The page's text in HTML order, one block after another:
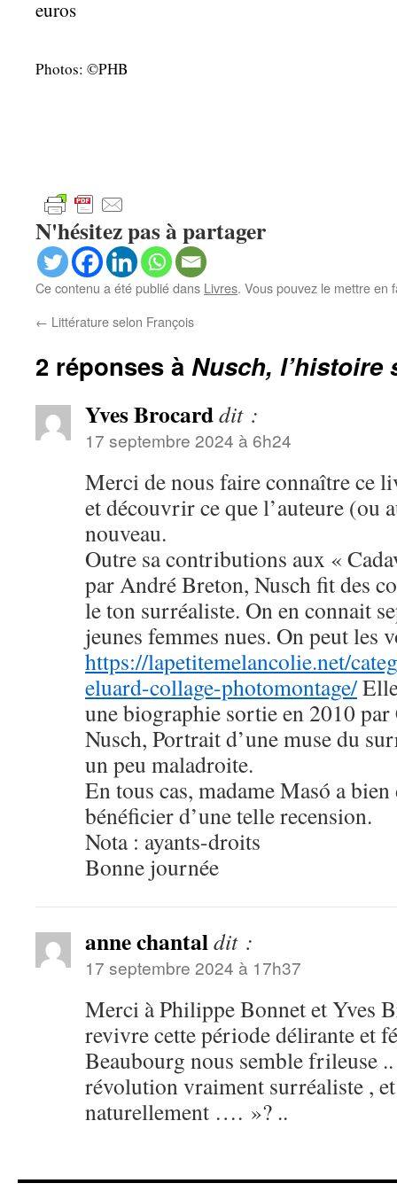
euros
Photos: ©PHB
N'hésitez pas à partager
Ce contenu a été publié dans Livres. Vous pouvez le mettre en
← Littérature selon François
2 réponses à Nusch, l’histoire
Yves Brocarddit :
17 septembre 2024 à 6h24
Merci de nous faire connaître ce
et découvrir ce que l’auteure (ou
nouveau.
Outre sa contributions aux «
par André Breton, Nusch fit des
le ton surréaliste. On en connait
jeunes femmes nues. On peut les
https://lapetitemelancolie.net/
eluard-collage-photomontage/
une biographie sortie en 2010
Nusch, Portrait d’une muse du
un peu maladroite.
En tous cas, madame Masó a bien
bénéficier d’une telle recension.
Nota : ayants-droits
Bonne journée
anne chantaldit :
17 septembre 2024 à 17h37
Merci à Philippe Bonnet et Yves
revivre cette période délirante et
Beaubourg nous semble frileuse
révolution vraiment surréaliste ,
naturellement …. »? ..